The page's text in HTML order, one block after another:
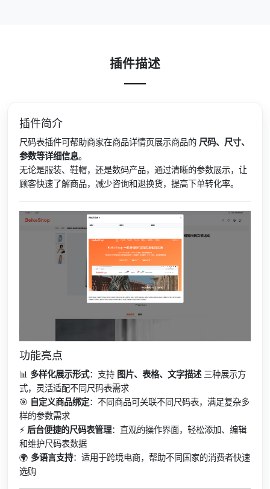
插件描述
插件简介
尺码表插件可帮助商家在商品详情页展示商品的 尺码、尺寸、
参数等详细信息。
无论是服装、鞋帽，还是数码产品，通过清晰的参数展示，让
顾客快速了解商品，减少咨询和退换货，提高下单转化率。
功能亮点
📊 多样化展示形式：支持 图片、表格、文字描述 三种展示方
式，灵活适配不同尺码表需求
🎯 自定义商品绑定：不同商品可关联不同尺码表，满足复杂多
样的参数需求
⚡ 后台便捷的尺码表管理：直观的操作界面，轻松添加、编辑
和维护尺码表数据
🌍 多语言支持：适用于跨境电商，帮助不同国家的消费者快速
选购